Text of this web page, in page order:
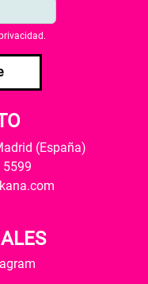
.
(España)
5599